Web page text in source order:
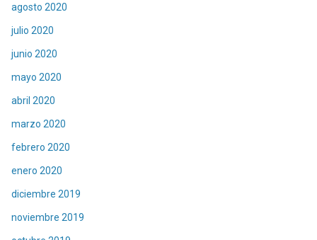
agosto 2020
julio 2020
junio 2020
mayo 2020
abril 2020
marzo 2020
febrero 2020
enero 2020
diciembre 2019
noviembre 2019